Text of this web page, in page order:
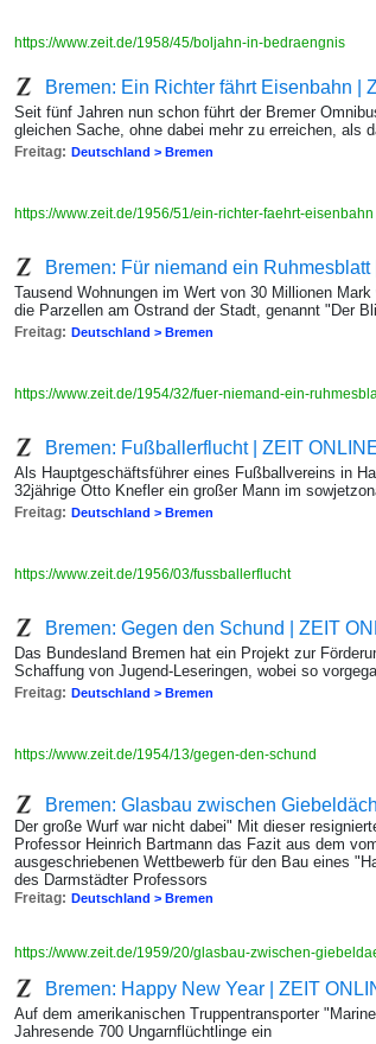
https://www.zeit.de/1958/45/boljahn-in-bedraengnis
Bremen: Ein Richter fährt Eisenbahn |
Seit fünf Jahren nun schon führt der Bremer
gleichen Sache, ohne dabei mehr zu erreichen, als
Freitag: Deutschland > Bremen
https://www.zeit.de/1956/51/ein-richter-faehrt-eisenbahn
Bremen: Für niemand ein Ruhmesblatt
Tausend Wohnungen im Wert von 30 Millionen
die Parzellen am Ostrand der Stadt, genannt "Der
Freitag: Deutschland > Bremen
https://www.zeit.de/1954/32/fuer-niemand-ein-
Bremen: Fußballerflucht | ZEIT
Als Hauptgeschäftsführer eines Fußballvereins in
32jährige Otto Knefler ein großer Mann im
Freitag: Deutschland > Bremen
https://www.zeit.de/1956/03/fussballerflucht
Bremen: Gegen den Schund | ZEIT
Das Bundesland Bremen hat ein Projekt zur
Schaffung von Jugend-Leseringen, wobei so
Freitag: Deutschland > Bremen
https://www.zeit.de/1954/13/gegen-den-schund
Bremen: Glasbau zwischen
Der große Wurf war nicht dabei" Mit dieser
Professor Heinrich Bartmann das Fazit aus dem
ausgeschriebenen Wettbewerb für den Bau eines
des Darmstädter Professors
Freitag: Deutschland > Bremen
https://www.zeit.de/1959/20/glasbau-zwischen-
Bremen: Happy New Year | ZEIT
Auf dem amerikanischen Truppentransporter
Jahresende 700 Ungarnflüchtlinge ein